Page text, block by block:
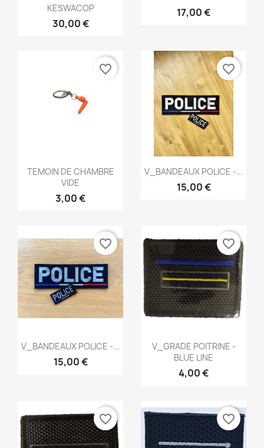
KESWACOP
30,00 €
17,00 €
Aperçu rapide
TEMOIN DE CHAMBRE
VIDE
3,00 €
favorite_border
Aperçu rapide
V_BANDEAUX POLICE -...
15,00 €
favorite_border
Aperçu rapide
V_BANDEAUX POLICE -...
15,00 €
favorite_border
Aperçu rapide
V_GRADE POITRINE -
BLUE LINE
4,00 €
favorite_border
favorite_border favorite_border